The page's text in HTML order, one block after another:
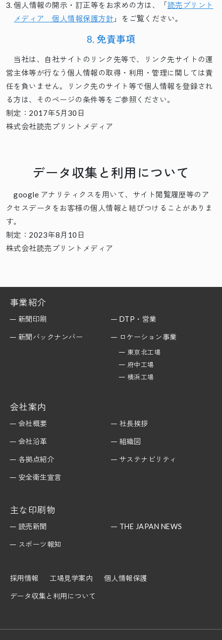
個人情報の開示・訂正等をお求めの方は、「読売プリント
メディア 個人情報保護方針 」をご覧ください。
8. 免責事項
当社は、自社サイトのリンク先等で、リンク先サイトの運
営主体等が行なう個人情報の取得・利用・管理に関しては責
任を負いません。リンク先のサイト等で個人情報を登録され
る方は、そのページの条件等をご参照ください。
制定：2017年5月30日
株式会社読売プリントメディア
データ収集と利用について
google アナリティクスを用いて、サイト閲覧履歴等のア
クセスデータをお客様の個人情報と結びつけることがありま
す。
制定：2023年8月10日
株式会社読売プリントメディア
事業紹介
新聞印刷 DTP・営業
新聞バックナンバー ロケーション事業
東京北工場
府中工場
横浜工場
会社案内
会社概要 社長挨拶
会社沿革 組織図
各拠点紹介 サステナビリティ
安全衛生宣言
主な印刷物
読売新聞 THE JAPAN NEWS
スポーツ報知
採用情報 工場見学案内 個人情報保護
データ収集と利用について